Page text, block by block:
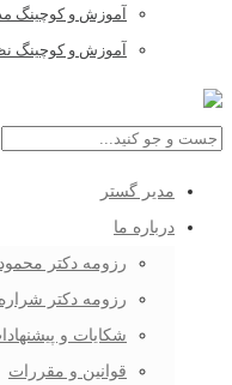
آموزش و کوچینگ
آموزش و کوچینگ
مدیر گستر
درباره ما
رزومه دکتر
رزومه دکتر
شکایات و
قوانین و مقررات